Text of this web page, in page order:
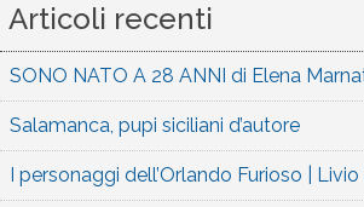
Articoli recenti
SONO NATO A 28 ANNI di Elena
Salamanca, pupi siciliani d’autore
I personaggi dell’Orlando Furioso |